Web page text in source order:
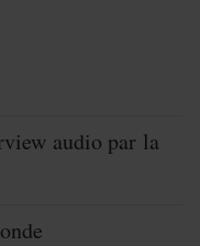
audio par la